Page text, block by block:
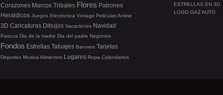
ESTRELLAS EN 3D
LOGO GAZ AUTO
Corazones Marcos Tribales Flores Patrones
Heraldicos Juegos Electronica Vintage PeliculasAnime
3D Caricaturas Dibujos Vacaciones Navidad
Pascua Dia de la madre Dia del padre Negocios
Fondos Estrellas Tatuajes Banners Tarjetas
Deportes Musica Alimentos Lugares Ropa Calendarios